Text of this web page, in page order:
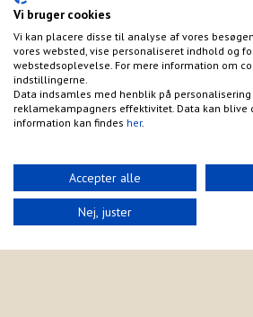
Vi bruger cookies
Vi kan placere disse til analyse af vores
vores websted, vise personaliseret indhold og
webstedsoplevelse. For mere information om
indstillingerne.
Data indsamles med henblik på
reklamekampagners effektivitet. Data kan blive
information kan findes her.
Accepter alle
Nej, juster
Adresse:
Strandalleen 2
Telefon:
Helsingør Camping er en bynær
omgivelser med byens bedste
med gode fiskemuligheder.
Vi har plads til; campingvogne –
telte
12 hytter som er meget
Læs mere om dem og pladsens